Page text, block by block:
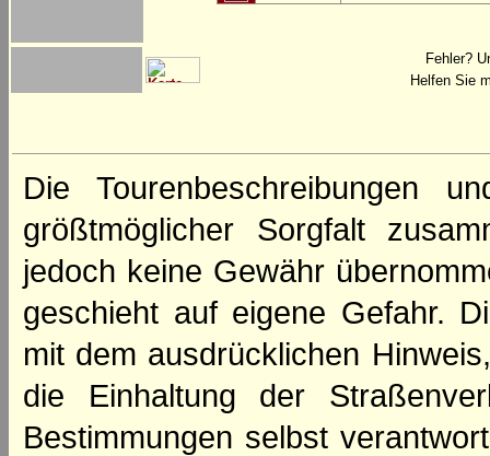
Fehler?
Helfen Sie
Die Tourenbeschreibungen
größtmöglicher Sorgfalt
jedoch keine Gewähr
geschieht auf eigene Gefahr.
mit dem ausdrücklichen
die Einhaltung der
Bestimmungen selbst